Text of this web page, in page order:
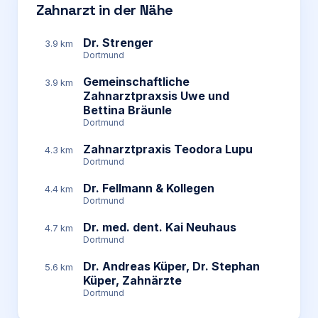
Zahnarzt in der Nähe
3.9 km Dr. Strenger
Dortmund
3.9 km
Gemeinschaftliche
Zahnarztpraxsis Uwe und
Bettina Bräunle
Dortmund
4.3 km Zahnarztpraxis Teodora Lupu
Dortmund
4.4 km Dr. Fellmann & Kollegen
Dortmund
4.7 km Dr. med. dent. Kai Neuhaus
Dortmund
5.6 km
Dr. Andreas Küper, Dr. Stephan
Küper, Zahnärzte
Dortmund